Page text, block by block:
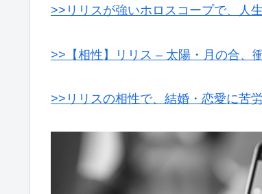
>>リリスが強いホロスコープで、人
>>【相性】リリス – 太陽・月の合、
>>リリスの相性で、結婚・恋愛に苦